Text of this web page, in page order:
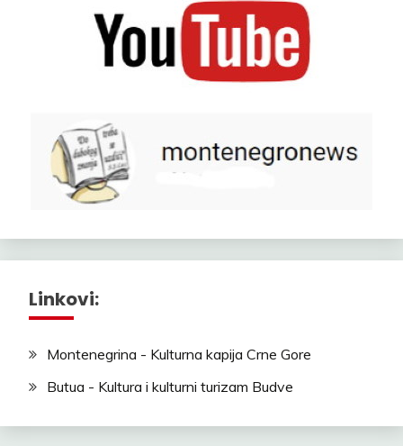
Linkovi:
Montenegrina - Kulturna kapija Crne Gore
Butua - Kultura i kulturni turizam Budve